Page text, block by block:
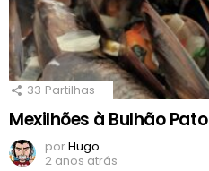
33 Partilhas
Mexilhões à Bulhão Pato
porHugo
2 anos atrás